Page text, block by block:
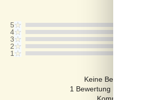
5
4
3
2
1
Keine Bewertungen
1 Bewertung hat einen